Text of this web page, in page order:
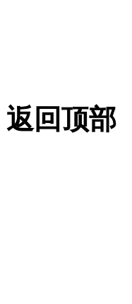
返回顶部